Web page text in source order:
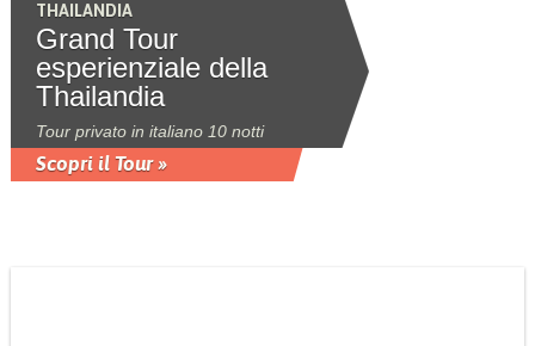
THAILANDIA
Grand Tour
esperienziale della
Thailandia
Tour privato in italiano 10 notti
Scopri il Tour »